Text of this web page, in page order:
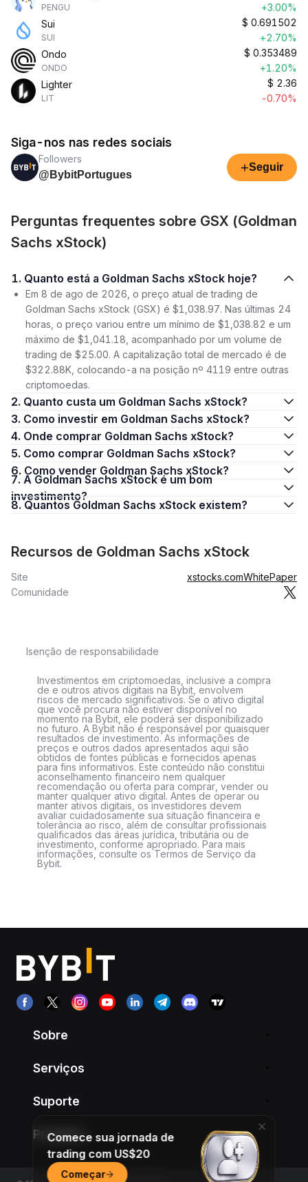
PENGU
+3.00%
Sui
SUI
$ 0.691502
+2.70%
Ondo
ONDO
$ 0.353489
+1.20%
Lighter
LIT
$ 2.36
-0.70%
Siga-nos nas redes sociais
Followers
@BybitPortugues
+Seguir
Perguntas frequentes sobre GSX (Goldman
Sachs xStock)
1. Quanto está a Goldman Sachs xStock hoje?
Em 8 de ago de 2026, o preço atual de trading de
Goldman Sachs xStock (GSX) é $1,038.97. Nas últimas 24
horas, o preço variou entre um mínimo de $1,038.82 e um
máximo de $1,041.18, acompanhado por um volume de
trading de $25.00. A capitalização total de mercado é de
$322.88K, colocando-a na posição nº 4119 entre outras
criptomoedas.
2. Quanto custa um Goldman Sachs xStock?
3. Como investir em Goldman Sachs xStock?
4. Onde comprar Goldman Sachs xStock?
5. Como comprar Goldman Sachs xStock?
6. Como vender Goldman Sachs xStock?
7. A Goldman Sachs xStock é um bom
investimento?
8. Quantos Goldman Sachs xStock existem?
Recursos de Goldman Sachs xStock
Site xstocks.comWhitePaper
Comunidade
Isenção de responsabilidade
Investimentos em criptomoedas, inclusive a compra
de e outros ativos digitais na Bybit, envolvem
riscos de mercado significativos. Se o ativo digital
que você procura não estiver disponível no
momento na Bybit, ele poderá ser disponibilizado
no futuro. A Bybit não é responsável por quaisquer
resultados de investimento. As informações de
preços e outros dados apresentados aqui são
obtidos de fontes públicas e fornecidos apenas
para fins informativos. Este conteúdo não constitui
aconselhamento financeiro nem qualquer
recomendação ou oferta para comprar, vender ou
manter qualquer ativo digital. Antes de operar ou
manter ativos digitais, os investidores devem
avaliar cuidadosamente sua situação financeira e
tolerância ao risco, além de consultar profissionais
qualificados das áreas jurídica, tributária ou de
investimento, conforme apropriado. Para mais
informações, consulte os Termos de Serviço da
Bybit.
Sobre
Serviços
Suporte
Produtos
Comece sua jornada de
trading com US$20
Começar